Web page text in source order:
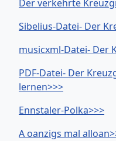
Der verkehrte
Sibelius-Datei- Der
musicxml-Datei- Der
PDF-Datei- Der
lernen>>>
Ennstaler-Polka>>>
A oanzigs mal